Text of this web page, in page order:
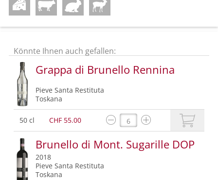
Könnte Ihnen auch gefallen:
Grappa di Brunello Rennina
Pieve Santa Restituta
Toskana
50 cl CHF 55.00
Brunello di Mont. Sugarille DOP
2018
Pieve Santa Restituta
Toskana